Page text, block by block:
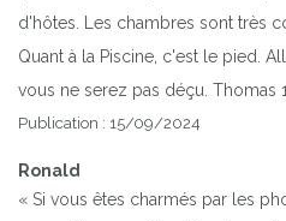
d'hôtes. Les chambres sont très
Quant à la Piscine, c'est le pied.
vous ne serez pas déçu. Thomas
Publication : 15/09/2024
Ronald
« Si vous êtes charmés par les